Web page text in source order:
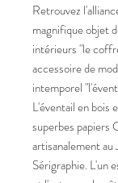
Retrouvez
magnifique objet
intérieurs "le
accessoire de
intemporel
L'éventail en bois
superbes papiers
artisanalement au
Sérigraphie. L'un